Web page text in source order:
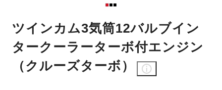
ツインカム3気筒12バルブイン
タークーラーターボ付エンジン
（クルーズターボ）